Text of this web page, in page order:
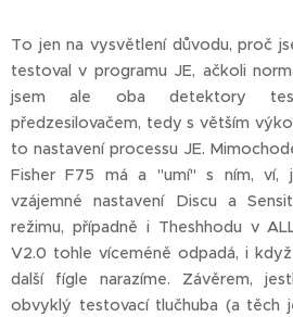
To jen na vysvětlení důvodu, proč
testoval v programu JE, ačkoli
jsem ale oba detektory
předzesilovačem, tedy s větším
to nastavení processu JE.
Fisher F75 má a "umí" s ním, ví,
vzájemné nastavení Discu a
režimu, případně i Theshhodu v
V2.0 tohle víceméně odpadá, i
další fígle narazíme. Závěrem,
obvyklý testovací tlučhuba (a těch